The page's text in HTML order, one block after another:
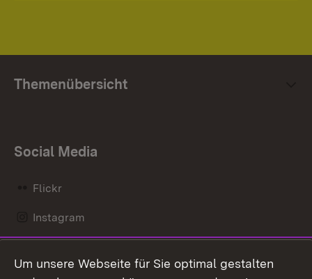
Themenübersicht
Social Media
Flickr
Instagram
Mastodon
Um unsere Webseite für Sie optimal gestalten